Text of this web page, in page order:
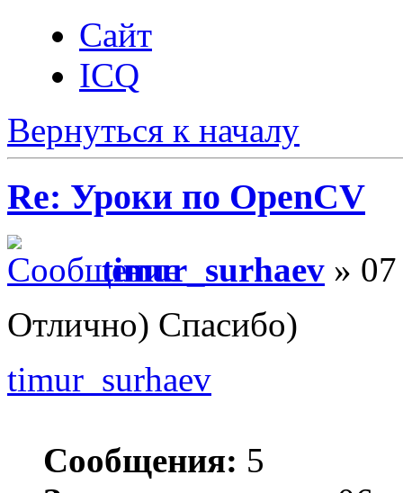
Сайт
ICQ
Вернуться к началу
Re: Уроки по OpenCV
timur_surhaev »
Отлично) Спасибо)
timur_surhaev
Сообщения: 5